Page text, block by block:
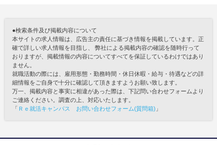
●検索条件及び掲載内容について
本サイトの求人情報は、広告主の責任に基づき情報を掲載しています。正
確で詳しい求人情報を目指し、 弊社による掲載内容の確認を随時行って
おりますが、掲載情報の内容についてすべてを保証しているわけではあり
ません。
就職活動の際には、雇用形態・勤務時間・休日休暇・給与・待遇などの詳
細情報をご自身で十分に確認して頂きますようお願い致します。
万一、掲載内容と事実に相違があった際は、下記問い合わせフォームより
ご連絡ください。調査の上、対応いたします。
「 Ｒｅ就活キャンパス お問い合わせフォーム(質問箱) 」